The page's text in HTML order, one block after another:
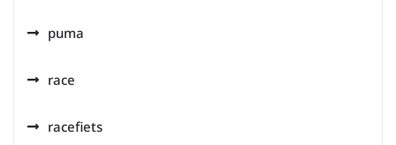
puma
race
racefiets